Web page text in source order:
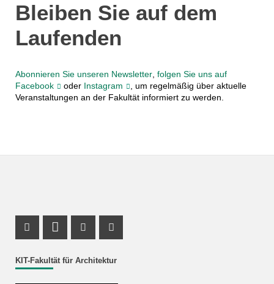
Bleiben Sie auf dem
Laufenden
Abonnieren Sie unseren Newsletter, folgen Sie uns auf
Facebook
oder Instagram
, um regelmäßig über aktuelle
Veranstaltungen an der Fakultät informiert zu werden.
KIT-Fakultät für Architektur
Instagram Profil
LinkedIn Profil
Youtube Profil
Facebook Profil